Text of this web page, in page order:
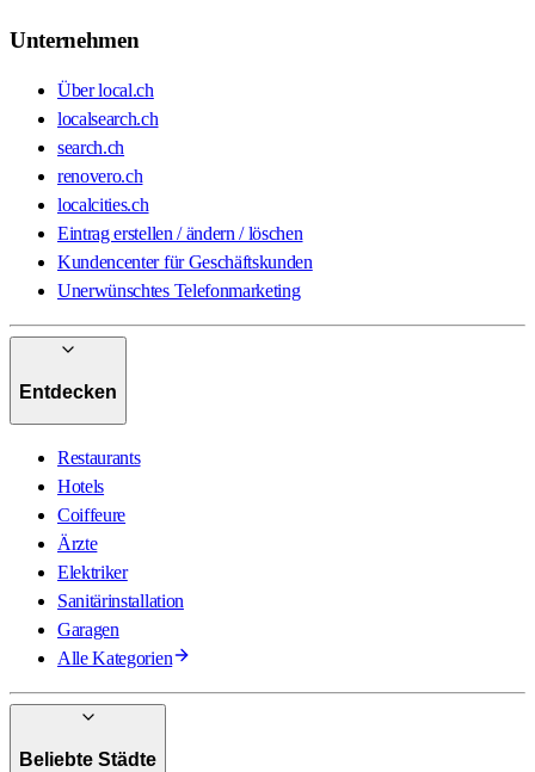
Unternehmen
Über local.ch
localsearch.ch
search.ch
renovero.ch
localcities.ch
Eintrag erstellen / ändern / löschen
Kundencenter für Geschäftskunden
Unerwünschtes Telefonmarketing
Entdecken
Restaurants
Hotels
Coiffeure
Ärzte
Elektriker
Sanitärinstallation
Garagen
Alle Kategorien
Beliebte Städte